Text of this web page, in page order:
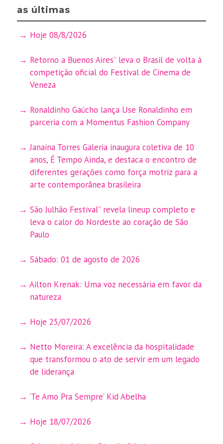
as últimas
Hoje 08/8/2026
Retorno a Buenos Aires” leva o Brasil de volta à
competição oficial do Festival de Cinema de
Veneza
Ronaldinho Gaúcho lança Use Ronaldinho em
parceria com a Momentus Fashion Company
Janaina Torres Galeria inaugura coletiva de 10
anos, É Tempo Ainda, e destaca o encontro de
diferentes gerações como força motriz para a
arte contemporânea brasileira
São Julhão Festival” revela lineup completo e
leva o calor do Nordeste ao coração de São
Paulo
Sábado: 01 de agosto de 2026
Ailton Krenak: Uma voz necessária em favor da
natureza
Hoje 25/07/2026
Netto Moreira: A excelência da hospitalidade
que transformou o ato de servir em um legado
de liderança
‘Te Amo Pra Sempre’ Kid Abelha
Hoje 18/07/2026